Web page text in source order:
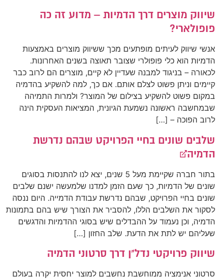
שיווק מוצרים דרך הדמיות – מדוע זה כה
פופולארי?
אנשי שיווק לעיתים מופתעים מכך ששיווק מוצרים באמצעות
הדמיות הוא כלי פופולרי שצובר תאוצה בשנים האחרונות.
לכאורה – בניגוד למבנה שעדיין לא קיים, מוצרים הם לרוב כבר
קיימים וניתן פשוט לצלם אותם. אם כך, למה להשקיע בהדמיה
במקום פשוט להשקיע בצילום של המוצר? ולמרות התמיהה
שבמחשבה ראשונה נשמעת הגיונית, המציאות העסקית הינה
לרוב הפוכה – […]
שלבים שונים בחיי הפרויקט שבהם נדרשת
הדמיה￼
בתור חברה שקיימת מעל 5 שנים, יצא לנו להתנסות בסוגים
שונים של הדמיות, כך שעם הזמן למדנו שלמעשה ישנם שלבים
שונים בחיי הפרויקט, שבהם נדרשת עבודת הדמייה. היום ננסה
לסקור את השלבים הללו, להסביר את הצורך שיש בהם בתמונות
הדמיה, וכן נעמוד על ההבדלים שיש בסוגי ההדמיות והדגשים
שעליהם יש לתת את הדעת. שלב החזון […]
שיווק פרויקטי נדל"ן דרך סרטוני הדמיה
סרטוני אנימציה ממוחשבת נחשבים למוצר יחסית יקרה בעולם